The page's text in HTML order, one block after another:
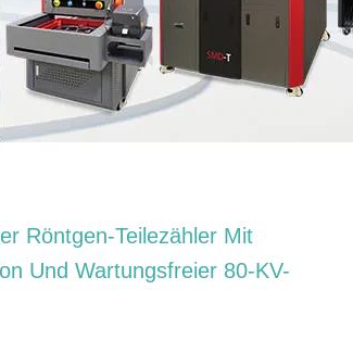
Röntgen-Teilezähler Mit
Und Wartungsfreier 80-KV-